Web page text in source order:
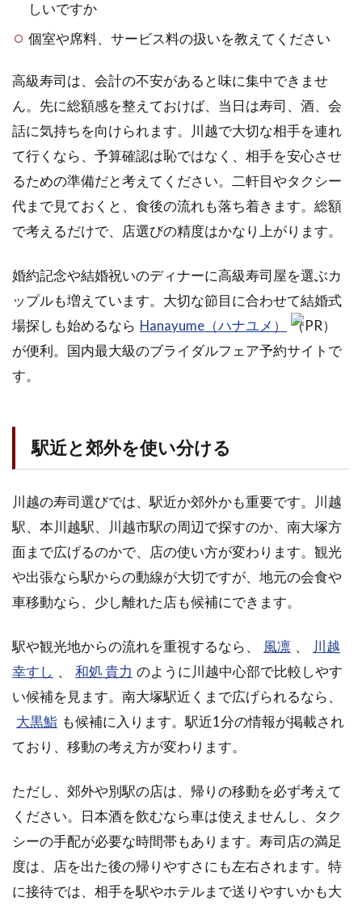
しいですか
個室や席料、サービス料の扱いを教えてください
高級寿司は、会計の不安があると味に集中できませ
ん。先に総額感を整えておけば、当日は寿司、酒、会
話に気持ちを向けられます。川越で大切な相手を連れ
て行くなら、予算確認は恥ではなく、相手を安心させ
るための準備だと考えてください。二軒目やタクシー
代まで見ておくと、食後の流れも落ち着きます。総額
で考えるだけで、店選びの精度はかなり上がります。
婚約記念や結婚祝いのディナーに高級寿司屋を選ぶカ
ップルも増えています。大切な節目に合わせて結婚式
場探しも始めるなら Hanayume（ハナユメ）
（PR）
が便利。国内最大級のブライダルフェア予約サイトで
す。
駅近と郊外を使い分ける
川越の寿司選びでは、駅近か郊外かも重要です。川越
駅、本川越駅、川越市駅の周辺で探すのか、南大塚方
面まで広げるのかで、店の使い方が変わります。観光
や出張なら駅からの動線が大切ですが、地元の会食や
車移動なら、少し離れた店も候補にできます。
駅や観光地からの流れを重視するなら、 風凛 、
川越
幸すし 、 和処 貴力 のように川越中心部で比較しやす
い候補を見ます。南大塚駅近くまで広げられるなら、
大黒鮨 も候補に入ります。駅近1分の情報が掲載され
ており、移動の考え方が変わります。
ただし、郊外や別駅の店は、帰りの移動を必ず考えて
ください。日本酒を飲むなら車は使えませんし、タク
シーの手配が必要な時間帯もあります。寿司店の満足
度は、店を出た後の帰りやすさにも左右されます。特
に接待では、相手を駅やホテルまで送りやすいかも大